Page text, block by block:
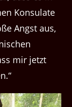
Konsulate
Angst aus,
mir jetzt